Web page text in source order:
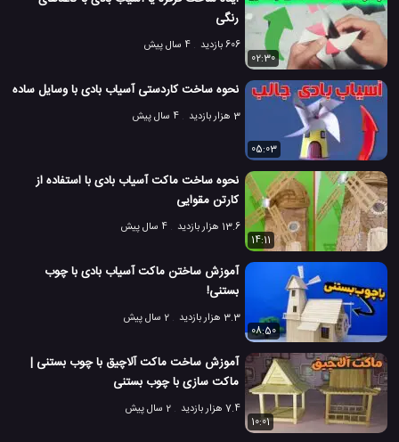
رنگی
606 بازدید
4 سال پیش
02:30
نحوه ساخت کاردستی آسیاب بادی با وسایل ساده
3 هزار بازدید 4 سال پیش
05:03
نحوه ساخت ماکت آسیاب بادی با استفاده از
کارتن مقوایی
13.6 هزار بازدید
4 سال پیش
14:11
آموزش ساختن ماکت آسیاب بادی با چوب
بستنی!
3.3 هزار بازدید
2 سال پیش
08:50
آموزش ساخت ماکت آلاچیق با چوب بستنی |
ماکت سازی با چوب بستنی
7.4 هزار بازدید
2 سال پیش
10:01